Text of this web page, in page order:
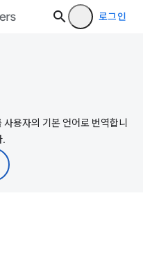
로그인
용자의 기본 언어로 번역합니
.